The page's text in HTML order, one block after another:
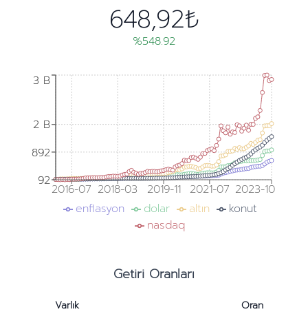
648,92₺
%548.92
2016-07 2018-03 2019-11 2021-07 2023-10
92
892
2 B
3 B
92
892
2 B
3 B
enflasyon dolar altın
konut
nasdaq
Getiri Oranları
Varlık Oran